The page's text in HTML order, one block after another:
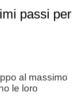
passi per
al massimo
le loro